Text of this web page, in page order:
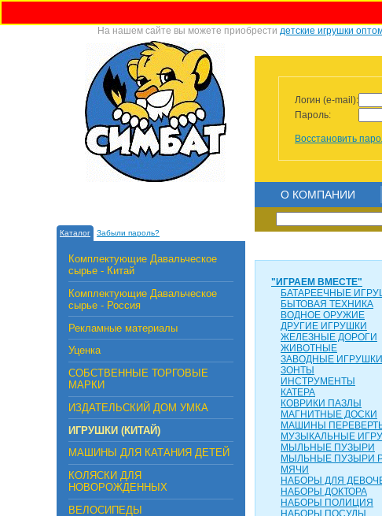
На нашем сайте вы можете приобрести детские игрушки
Логин (e-mail):
Пароль:
Восстановить
Каталог Забыли пароль?
О КОМПАНИИ
Комплектующие Давальческое
сырье - Китай
Комплектующие Давальческое
сырье - Россия
Рекламные материалы
Уценка
СОБСТВЕННЫЕ ТОРГОВЫЕ
МАРКИ
ИЗДАТЕЛЬСКИЙ ДОМ УМКА
ИГРУШКИ (КИТАЙ)
МАШИНЫ ДЛЯ КАТАНИЯ ДЕТЕЙ
КОЛЯСКИ ДЛЯ
НОВОРОЖДЕННЫХ
ВЕЛОСИПЕДЫ
"ИГРАЕМ ВМЕСТЕ"
БАТАРЕЕЧНЫЕ
БЫТОВАЯ ТЕХНИКА
ВОДНОЕ ОРУЖИЕ
ДРУГИЕ ИГРУШКИ
ЖЕЛЕЗНЫЕ ДОРОГИ
ЖИВОТНЫЕ
ЗАВОДНЫЕ ИГРУШКИ
ЗОНТЫ
ИНСТРУМЕНТЫ
КАТЕРА
КОВРИКИ ПАЗЛЫ
МАГНИТНЫЕ ДОСКИ
МАШИНЫ
МУЗЫКАЛЬНЫЕ
МЫЛЬНЫЕ ПУЗЫРИ
МЫЛЬНЫЕ ПУЗЫРИ
МЯЧИ
НАБОРЫ ДЛЯ
НАБОРЫ ДОКТОРА
НАБОРЫ ПОЛИЦИЯ
НАБОРЫ ПОСУДЫ